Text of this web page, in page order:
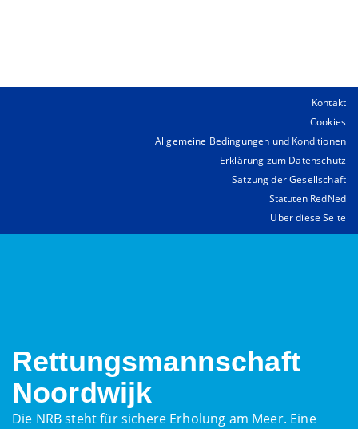
Kontakt
Cookies
Allgemeine Bedingungen und Konditionen
Erklärung zum Datenschutz
Satzung der Gesellschaft
Statuten RedNed
Über diese Seite
Rettungsmannschaft
Noordwijk
Die NRB steht für sichere Erholung am Meer. Eine